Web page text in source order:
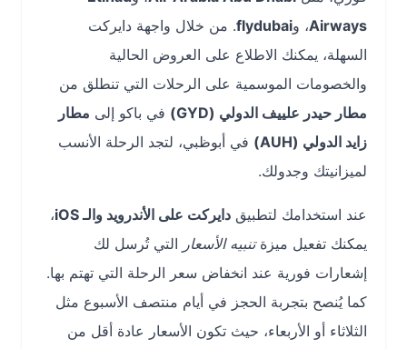
Airways، وflydubai. من خلال واجهة دايركت
السهلة، يمكنك الاطلاع على العروض الحالية
والخصومات الموسمية على الرحلات التي تنطلق من
مطار حيدر علييف الدولي (GYD)
في باكو إلىمطار
زايد الدولي (AUH)
في أبوظبي، لتجد الرحلة الأنسب
لميزانيتك وجدولك.
عند استخدامك لتطبيقدايركت على الأندرويد والـ iOS
،
يمكنك تفعيل ميزة تنبيه الأسعارالتي تُرسل لك
إشعارات فورية عند انخفاض سعر الرحلة التي تهتم بها.
كما يُنصح بتجربة الحجز في أيام منتصف الأسبوع مثل
الثلاثاء أو الأربعاء، حيث تكون الأسعار عادة أقل من